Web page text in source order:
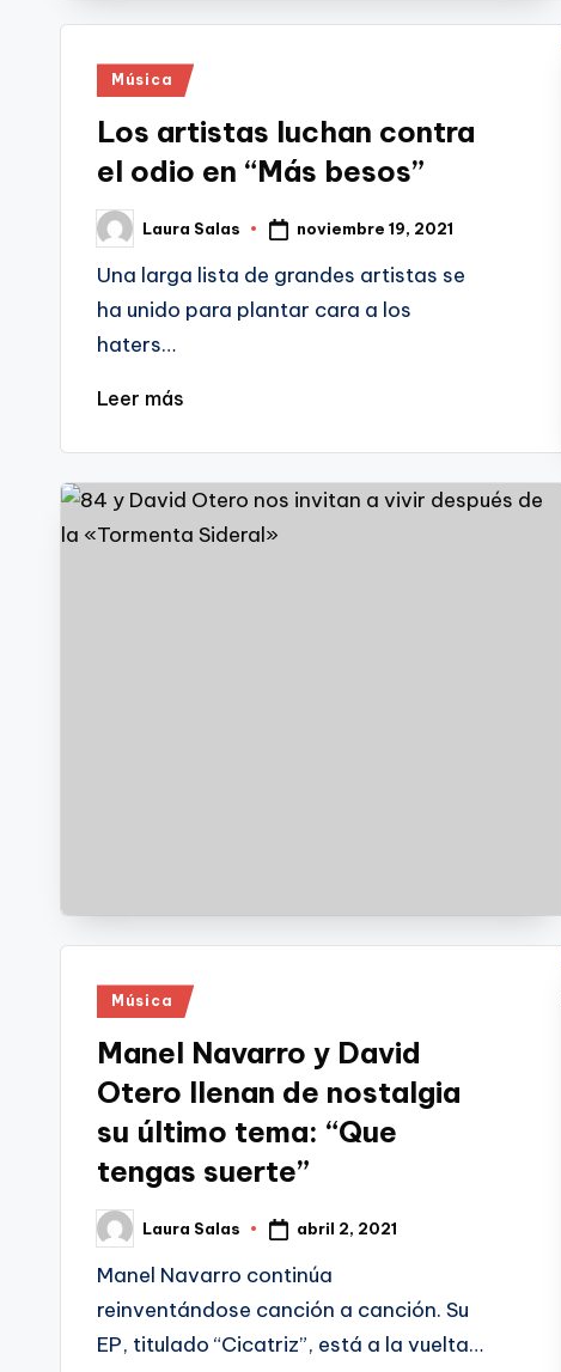
Publicado
Música
Los artistas luchan contra
el odio en “Más besos”
Publicado
por
Laura Salas noviembre 19, 2021
Una larga lista de grandes artistas se
ha unido para plantar cara a los
haters…
Leer más
Publicado
Música
Manel Navarro y David
Otero llenan de nostalgia
su último tema: “Que
tengas suerte”
Publicado
por
Laura Salas abril 2, 2021
Manel Navarro continúa
reinventándose canción a canción. Su
EP, titulado “Cicatriz”, está a la vuelta…